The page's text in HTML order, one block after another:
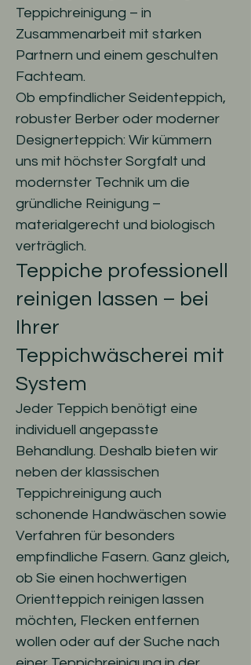
Teppichreinigung – in
Zusammenarbeit mit starken
Partnern und einem geschulten
Fachteam.
Ob empfindlicher Seidenteppich,
robuster Berber oder moderner
Designerteppich: Wir kümmern
uns mit höchster Sorgfalt und
modernster Technik um die
gründliche Reinigung –
materialgerecht und biologisch
verträglich.
Teppiche professionell
reinigen lassen – bei
Ihrer
Teppichwäscherei mit
System
Jeder Teppich benötigt eine
individuell angepasste
Behandlung. Deshalb bieten wir
neben der klassischen
Teppichreinigung auch
schonende Handwäschen sowie
Verfahren für besonders
empfindliche Fasern. Ganz gleich,
ob Sie einen hochwertigen
Orientteppich reinigen lassen
möchten, Flecken entfernen
wollen oder auf der Suche nach